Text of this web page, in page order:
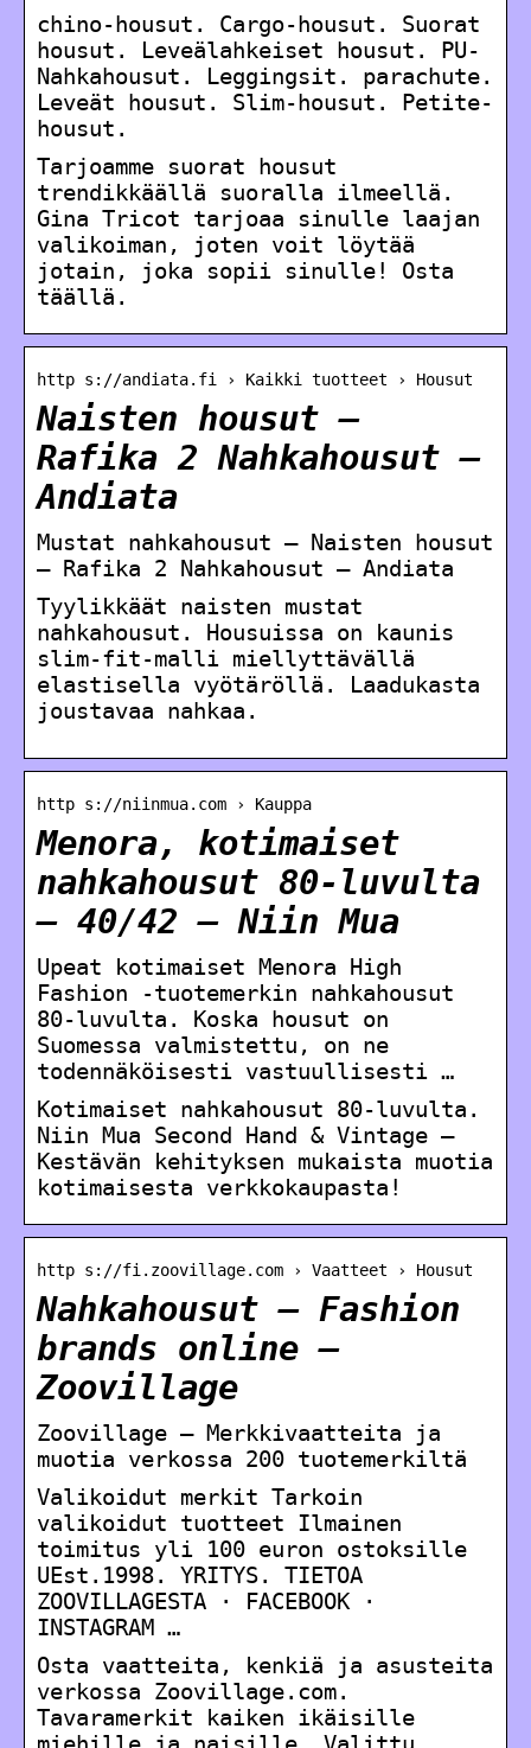
chino-housut. Cargo-housut. Suorat
housut. Leveälahkeiset housut. PU-
Nahkahousut. Leggingsit. parachute.
Leveät housut. Slim-housut. Petite-
housut.
Tarjoamme suorat housut
trendikkäällä suoralla ilmeellä.
Gina Tricot tarjoaa sinulle laajan
valikoiman, joten voit löytää
jotain, joka sopii sinulle! Osta
täällä.
http s://andiata.fi › Kaikki tuotteet › Housut
Naisten housut –
Rafika 2 Nahkahousut –
Andiata
Mustat nahkahousut – Naisten housut
– Rafika 2 Nahkahousut – Andiata
Tyylikkäät naisten mustat
nahkahousut. Housuissa on kaunis
slim-fit-malli miellyttävällä
elastisella vyötäröllä. Laadukasta
joustavaa nahkaa.
http s://niinmua.com › Kauppa
Menora, kotimaiset
nahkahousut 80-luvulta
– 40/42 – Niin Mua
Upeat kotimaiset Menora High
Fashion -tuotemerkin nahkahousut
80-luvulta. Koska housut on
Suomessa valmistettu, on ne
todennäköisesti vastuullisesti …
Kotimaiset nahkahousut 80-luvulta.
Niin Mua Second Hand & Vintage –
Kestävän kehityksen mukaista muotia
kotimaisesta verkkokaupasta!
http s://fi.zoovillage.com › Vaatteet › Housut
Nahkahousut – Fashion
brands online –
Zoovillage
Zoovillage – Merkkivaatteita ja
muotia verkossa 200 tuotemerkiltä
Valikoidut merkit Tarkoin
valikoidut tuotteet Ilmainen
toimitus yli 100 euron ostoksille
UEst.1998. YRITYS. TIETOA
ZOOVILLAGESTA · FACEBOOK ·
INSTAGRAM …
Osta vaatteita, kenkiä ja asusteita
verkossa Zoovillage.com.
Tavaramerkit kaiken ikäisille